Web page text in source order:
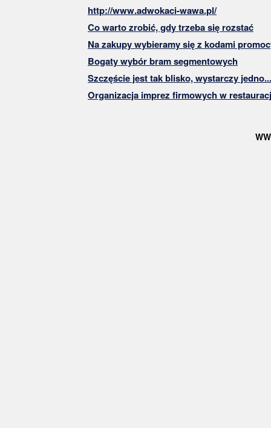
http://www.adwokaci-wawa.pl/
Co warto zrobić, gdy trzeba się rozstać
Na zakupy wybieramy się z kodami
Bogaty wybór bram segmentowych
Szczęście jest tak blisko, wystarczy
Organizacja imprez firmowych w